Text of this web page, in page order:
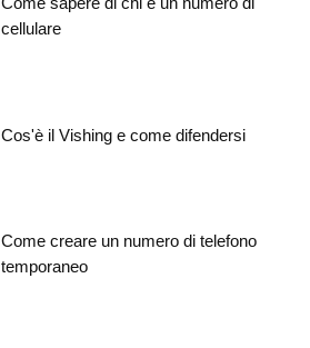
cellulare
Cos'è il Vishing e come difendersi
Come creare un numero di telefono
temporaneo